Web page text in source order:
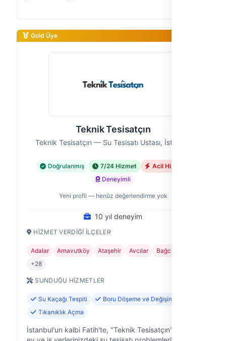
Gold Üye
Teknik Tesisatçın
Teknik Tesisatçın — Su Tesisatı Ustası, İstanbul
Doğrulanmış 7/24 Hizmet
Acil Hizmet
Deneyimli
Yeni profil — henüz değerlendirme yok
10 yıl deneyim
HIZMET VERDIĞI İLÇELER
Adalar Arnavutköy Ataşehir Avcılar
Bağcılar
+28
SUNDUĞU HIZMETLER
Su Kaçağı Tespiti
Boru Döşeme ve Değişimi
Tıkanıklık Açma
İstanbul'un kalbi Fatih'te, "Teknik Tesisatçın" olarak